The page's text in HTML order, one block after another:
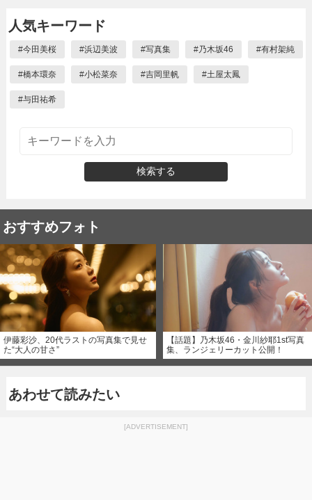
人気キーワード
#今田美桜 #浜辺美波 #写真集 #乃木坂46 #有村架純
#橋本環奈 #小松菜奈 #吉岡里帆 #土屋太鳳
#与田祐希
検索する
おすすめフォト
伊藤彩沙、20代ラストの写真集で見せ
た“大人の甘さ”
【話題】乃木坂46・金川紗耶1st写真
集、ランジェリーカット公開！
あわせて読みたい
[ADVERTISEMENT]